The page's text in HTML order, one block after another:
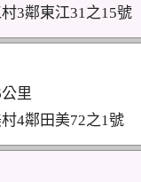
3鄰東江31之15號
里
4鄰田美72之1號